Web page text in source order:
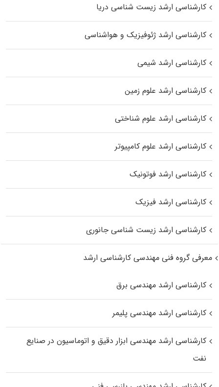
کارشناسی ارشد زیست‌ شناسی دریا
کارشناسی ارشد ژئوفیزیک و هواشناسی
کارشناسی ارشد شیمی
کارشناسی ارشد علوم زمین
کارشناسی ارشد علوم شناختی
کارشناسی ارشد علوم کامپیوتر
کارشناسی ارشد فوتونیک
کارشناسی ارشد فیزیک
کارشناسی ارشد زیست‌ شناسی جانوری
معرفی گروه فنی مهندسی کارشناسی ارشد
کارشناسی ارشد مهندسی برق
کارشناسی ارشد مهندسی پلیمر
کارشناسی ارشد مهندسی ابزار دقیق و اتوماسیون در صنایع
نفت